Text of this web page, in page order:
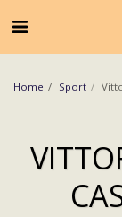
Home Sport